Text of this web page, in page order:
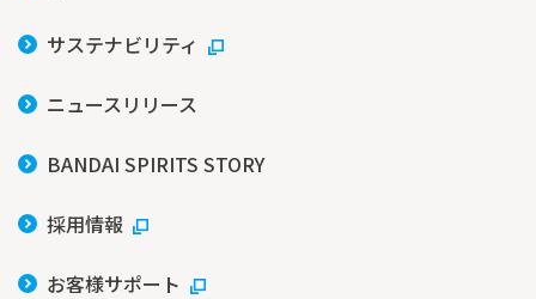
サステナビリティ
ニュースリリース
BANDAI SPIRITS STORY
採用情報
お客様サポート